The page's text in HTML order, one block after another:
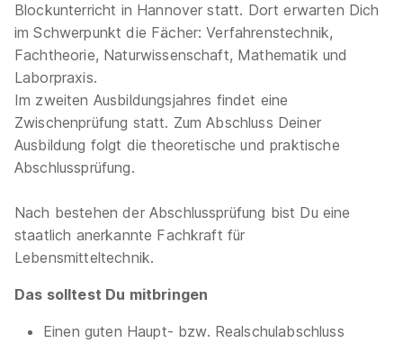
90%
Eignung
Du bist noch unentschlossen?
Eignung checken und passende Stelle finden.
Mehr erfahren
Blockunterricht in Hannover statt. Dort erwarten Dich
im Schwerpunkt die Fächer: Verfahrenstechnik,
Fachtheorie, Naturwissenschaft, Mathematik und
Laborpraxis.
Im zweiten Ausbildungsjahres findet eine
Zwischenprüfung statt. Zum Abschluss Deiner
Ausbildung folgt die theoretische und praktische
Abschlussprüfung.
Nach bestehen der Abschlussprüfung bist Du eine
staatlich anerkannte Fachkraft für
Lebensmitteltechnik.
Das solltest Du mitbringen
Einen guten Haupt- bzw. Realschulabschluss